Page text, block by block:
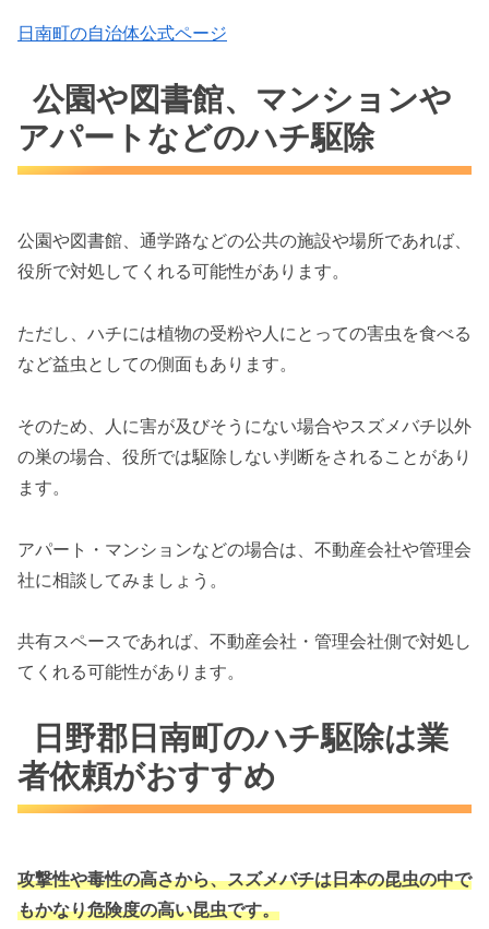
日南町の自治体公式ページ
公園や図書館、マンションや
アパートなどのハチ駆除
公園や図書館、通学路などの公共の施設や場所であれば、
役所で対処してくれる可能性があります。
ただし、ハチには植物の受粉や人にとっての害虫を食べる
など益虫としての側面もあります。
そのため、人に害が及びそうにない場合やスズメバチ以外
の巣の場合、役所では駆除しない判断をされることがあり
ます。
アパート・マンションなどの場合は、不動産会社や管理会
社に相談してみましょう。
共有スペースであれば、不動産会社・管理会社側で対処し
てくれる可能性があります。
日野郡日南町のハチ駆除は業
者依頼がおすすめ
攻撃性や毒性の高さから、スズメバチは日本の昆虫の中で
もかなり危険度の高い昆虫です。